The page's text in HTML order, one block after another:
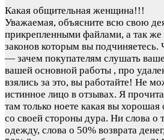
Какая общительная женщина!!!
Уважаемая, объясните всю свою
прикрепленными файлами, а так же
законов которым вы подчиняетесь.
— зачем покупателям слушать
вашей основной работы , про
взялись за это, вы работайте! Не
истинное лицо в отзывах. Я
там только ноете какая вы
со своей стороны дура. Ни слова о
одежду, слова о 50% возврата